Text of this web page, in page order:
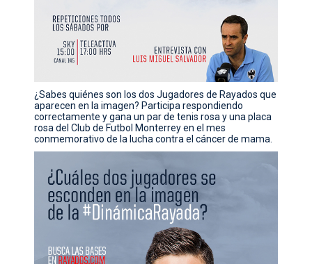
¿Sabes quiénes son los dos Jugadores de Rayados que
aparecen en la imagen? Participa respondiendo
correctamente y gana un par de tenis rosa y una placa
rosa del Club de Futbol Monterrey en el mes
conmemorativo de la lucha contra el cáncer de mama.